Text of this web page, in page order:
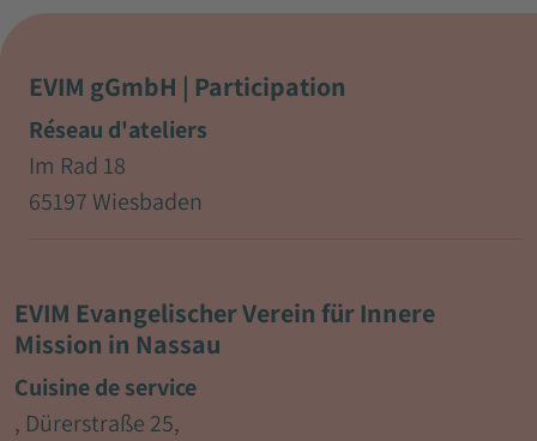
EVIM gGmbH | Participation
Réseau d'ateliers
Im Rad 18
65197 Wiesbaden
EVIM Evangelischer Verein für Innere
Mission in Nassau
Cuisine de service
, Dürerstraße 25,